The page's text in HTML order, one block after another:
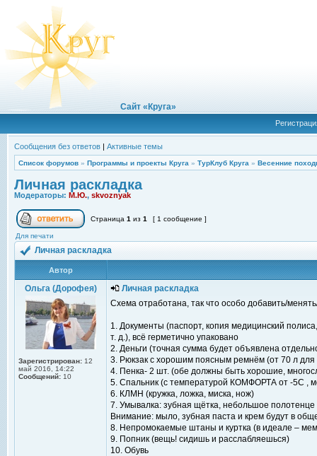
Сайт «Круга»
Сообщения без ответов | Активные темы
Список форумов » Программы и проекты Круга » ТурКлуб Круга » Весенние
Личная раскладка
Модераторы: М.Ю., skvoznyak
Страница 1 из 1 [ 1 сообщение ]
Для печати
Личная раскладка
Автор
Ольга (Дорофея)
Зарегистрирован: 12
май 2016, 14:22
Сообщений: 10
Личная раскладка
Схема отработана, так что особо добавить/
1. Документы (паспорт, копия медицинский
т. д.), всё герметично упаковано
2. Деньги (точная сумма будет объявлена
3. Рюкзак с хорошим поясным ремнём (от 70 л для
4. Пенка- 2 шт. (обе должны быть хорошие,
5. Спальник (с температурой КОМФОРТА от -5С ,
6. КЛМН (кружка, ложка, миска, нож)
7. Умывалка: зубная щётка, небольшое
Внимание: мыло, зубная паста и крем будут в
8. Непромокаемые штаны и куртка (в идеале –
9. Попник (вещь! сидишь и расслабляешься)
10. Обувь